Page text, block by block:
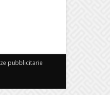
pubblicitarie